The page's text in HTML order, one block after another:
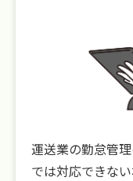
運送業の勤怠管
では対応できな